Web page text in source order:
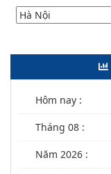
Hôm nay :
Tháng 08 :
Năm 2026 :